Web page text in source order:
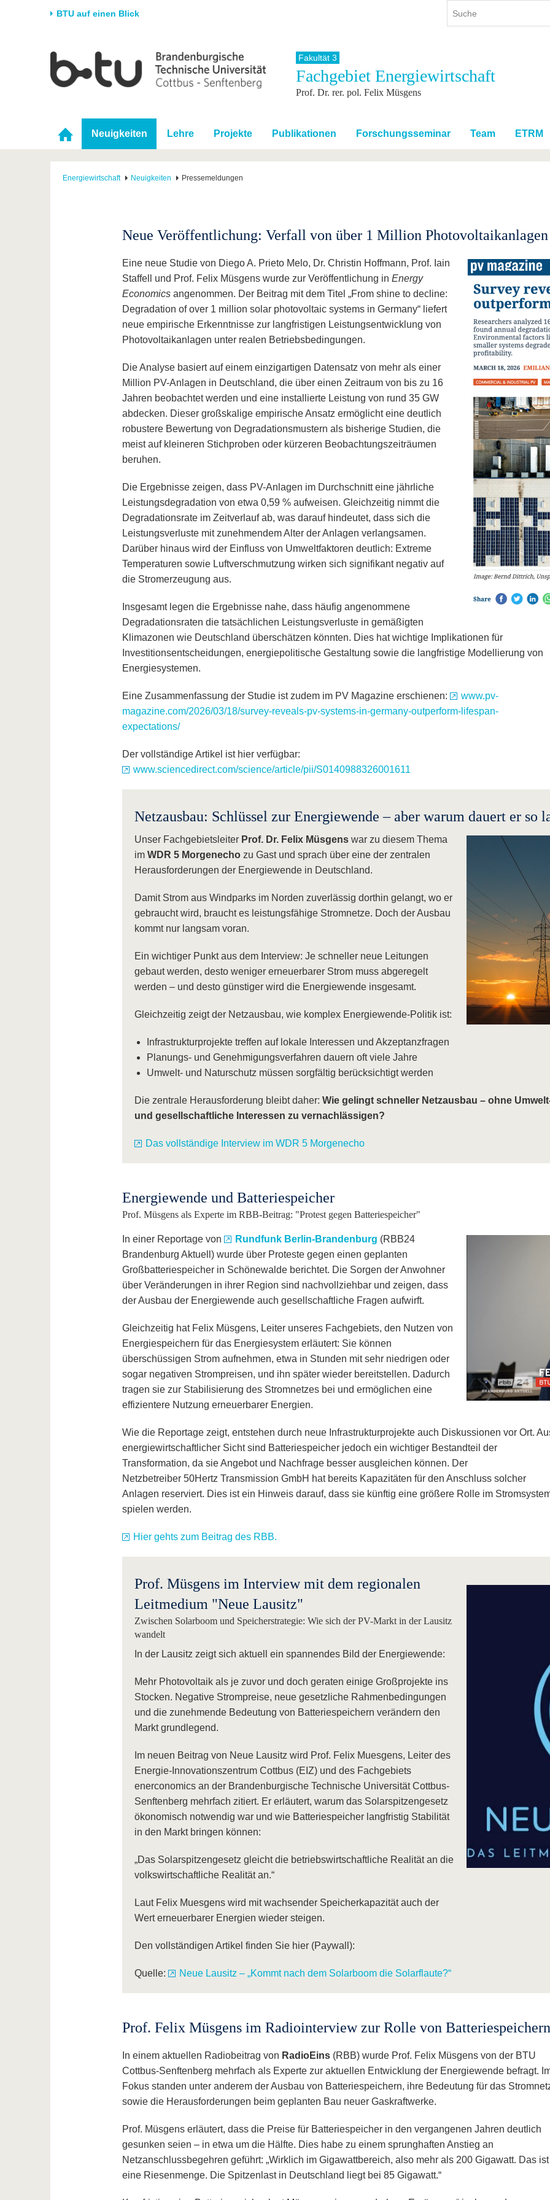
BTU auf einen Blick
Universität
Karriere & Engagement
Partnerschaften &
Strukturwandel
Forschung
Förderung
Wissenschaftlicher
Nachwuchs
Studium
Studienangebot
Im Studium
Nach dem Studium
International
Internationales Profil
Mit der BTU ins Ausland
Für internationale
Studierende
Weiterbildung
Fakultät 3
Fachgebiet Energiewirtschaft
Prof. Dr. rer. pol. Felix Müsgens
Neuigkeiten Lehre Projekte Publikationen Forschungsseminar Team ETRM
Energiewirtschaft Neuigkeiten Pressemeldungen
Neue Veröffentlichung: Verfall von über 1 Million
Eine neue Studie von Diego A. Prieto Melo, Dr. Christin Hoffmann, Prof. Iain
Staffell und Prof. Felix Müsgens wurde zur Veröffentlichung in Energy
Economicsangenommen. Der Beitrag mit dem Titel „From shine to decline:
Degradation of over 1 million solar photovoltaic systems in Germany“ liefert
neue empirische Erkenntnisse zur langfristigen Leistungsentwicklung von
Photovoltaikanlagen unter realen Betriebsbedingungen.
Die Analyse basiert auf einem einzigartigen Datensatz von mehr als einer
Million PV-Anlagen in Deutschland, die über einen Zeitraum von bis zu 16
Jahren beobachtet werden und eine installierte Leistung von rund 35 GW
abdecken. Dieser großskalige empirische Ansatz ermöglicht eine deutlich
robustere Bewertung von Degradationsmustern als bisherige Studien, die
meist auf kleineren Stichproben oder kürzeren Beobachtungszeiträumen
beruhen.
Die Ergebnisse zeigen, dass PV-Anlagen im Durchschnitt eine jährliche
Leistungsdegradation von etwa 0,59 % aufweisen. Gleichzeitig nimmt die
Degradationsrate im Zeitverlauf ab, was darauf hindeutet, dass sich die
Leistungsverluste mit zunehmendem Alter der Anlagen verlangsamen.
Darüber hinaus wird der Einfluss von Umweltfaktoren deutlich: Extreme
Temperaturen sowie Luftverschmutzung wirken sich signifikant negativ auf
die Stromerzeugung aus.
Insgesamt legen die Ergebnisse nahe, dass häufig angenommene
Degradationsraten die tatsächlichen Leistungsverluste in gemäßigten
Klimazonen wie Deutschland überschätzen könnten. Dies hat wichtige Implikationen für
Investitionsentscheidungen, energiepolitische Gestaltung sowie die langfristige Modellierung von
Energiesystemen.
Eine Zusammenfassung der Studie ist zudem im PV Magazine erschienen:
www.pv-
magazine.com/2026/03/18/survey-reveals-pv-systems-in-germany-outperform-lifespan-
expectations/
Der vollständige Artikel ist hier verfügbar:
www.sciencedirect.com/science/article/pii/S0140988326001611
Netzausbau: Schlüssel zur Energiewende – aber warum dauert er so
Unser Fachgebietsleiter Prof. Dr. Felix Müsgenswar zu diesem Thema
im WDR 5 Morgenechozu Gast und sprach über eine der zentralen
Herausforderungen der Energiewende in Deutschland.
Damit Strom aus Windparks im Norden zuverlässig dorthin gelangt, wo er
gebraucht wird, braucht es leistungsfähige Stromnetze. Doch der Ausbau
kommt nur langsam voran.
Ein wichtiger Punkt aus dem Interview: Je schneller neue Leitungen
gebaut werden, desto weniger erneuerbarer Strom muss abgeregelt
werden – und desto günstiger wird die Energiewende insgesamt.
Gleichzeitig zeigt der Netzausbau, wie komplex Energiewende-Politik ist:
Infrastrukturprojekte treffen auf lokale Interessen und Akzeptanzfragen
Planungs- und Genehmigungsverfahren dauern oft viele Jahre
Umwelt- und Naturschutz müssen sorgfältig berücksichtigt werden
Die zentrale Herausforderung bleibt daher: Wie gelingt schneller Netzausbau – ohne
und gesellschaftliche Interessen zu vernachlässigen?
Das vollständige Interview im WDR 5 Morgenecho
Energiewende und Batteriespeicher
Prof. Müsgens als Experte im RBB-Beitrag: "Protest gegen Batteriespeicher"
In einer Reportage von Rundfunk Berlin-Brandenburg (RBB24
Brandenburg Aktuell) wurde über Proteste gegen einen geplanten
Großbatteriespeicher in Schönewalde berichtet. Die Sorgen der Anwohner
über Veränderungen in ihrer Region sind nachvollziehbar und zeigen, dass
der Ausbau der Energiewende auch gesellschaftliche Fragen aufwirft.
Gleichzeitig hat Felix Müsgens, Leiter unseres Fachgebiets, den Nutzen von
Energiespeichern für das Energiesystem erläutert: Sie können
überschüssigen Strom aufnehmen, etwa in Stunden mit sehr niedrigen oder
sogar negativen Strompreisen, und ihn später wieder bereitstellen. Dadurch
tragen sie zur Stabilisierung des Stromnetzes bei und ermöglichen eine
effizientere Nutzung erneuerbarer Energien.
Wie die Reportage zeigt, entstehen durch neue Infrastrukturprojekte auch Diskussionen vor Ort.
energiewirtschaftlicher Sicht sind Batteriespeicher jedoch ein wichtiger Bestandteil der
Transformation, da sie Angebot und Nachfrage besser ausgleichen können. Der
Netzbetreiber 50Hertz Transmission GmbH hat bereits Kapazitäten für den Anschluss solcher
Anlagen reserviert. Dies ist ein Hinweis darauf, dass sie künftig eine größere Rolle im
spielen werden.
Hier gehts zum Beitrag des RBB.
Prof. Müsgens im Interview mit dem regionalen
Leitmedium "Neue Lausitz"
Zwischen Solarboom und Speicherstrategie: Wie sich der PV-Markt in der Lausitz
wandelt
In der Lausitz zeigt sich aktuell ein spannendes Bild der Energiewende:
Mehr Photovoltaik als je zuvor und doch geraten einige Großprojekte ins
Stocken. Negative Strompreise, neue gesetzliche Rahmenbedingungen
und die zunehmende Bedeutung von Batteriespeichern verändern den
Markt grundlegend.
Im neuen Beitrag von Neue Lausitz wird Prof. Felix Muesgens, Leiter des
Energie-Innovationszentrum Cottbus (EIZ) und des Fachgebiets
enerconomics an der Brandenburgische Technische Universität Cottbus-
Senftenberg mehrfach zitiert. Er erläutert, warum das Solarspitzengesetz
ökonomisch notwendig war und wie Batteriespeicher langfristig Stabilität
in den Markt bringen können:
„Das Solarspitzengesetz gleicht die betriebswirtschaftliche Realität an die
volkswirtschaftliche Realität an.“
Laut Felix Muesgens wird mit wachsender Speicherkapazität auch der
Wert erneuerbarer Energien wieder steigen.
Den vollständigen Artikel finden Sie hier (Paywall):
Quelle: Neue Lausitz – „Kommt nach dem Solarboom die Solarflaute?“
Prof. Felix Müsgens im Radiointerview zur Rolle von
In einem aktuellen Radiobeitrag von RadioEins(RBB) wurde Prof. Felix Müsgens von der BTU
Cottbus-Senftenberg mehrfach als Experte zur aktuellen Entwicklung der Energiewende befragt.
Fokus standen unter anderem der Ausbau von Batteriespeichern, ihre Bedeutung für das
sowie die Herausforderungen beim geplanten Bau neuer Gaskraftwerke.
Prof. Müsgens erläutert, dass die Preise für Batteriespeicher in den vergangenen Jahren deutlich
gesunken seien – in etwa um die Hälfte. Dies habe zu einem sprunghaften Anstieg an
Netzanschlussbegehren geführt: „Wirklich im Gigawattbereich, also mehr als 200 Gigawatt. Das ist
eine Riesenmenge. Die Spitzenlast in Deutschland liegt bei 85 Gigawatt.“